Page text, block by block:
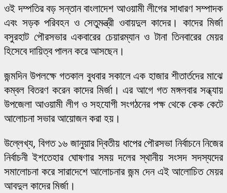
ওই দম্পতির বড় সন্তান বাংলাদেশ আওয়ামী লীগের সাধারণ সম্পাদক
এবং সড়ক পরিবহন ও সেতুমন্ত্রী ওবায়দুল কাদের। কাদের মির্জা
বসুরহাট পৌরসভার একবারের চেয়ারম্যান ও টানা তিনবারের মেয়র
হিসেবে দায়িত্ব পালন করে আসছেন।
জন্মদিন উপলক্ষে গতকাল বুধবার সকালে এক হাজার শীতার্তদের মাঝে
কম্বল বিতরণ করেন কাদের মির্জা। এর আগে গত মঙ্গলবার সন্ধ্যায়
উপজেলা আওয়ামী লীগ ও সহযোগী সংগঠনের পক্ষ থেকে কেক কেটে
আলোচনা সভার আয়োজন করা হয়।
উল্লেখ্য, বিগত ১৬ জানুয়ার দ্বিতীয় ধাপের পৌরসভা নির্বাচনে নিজের
নির্বাচনী ইশতেহার ঘোষণার সময় দলের স্থানীয় সংসদ সদস্যদের
সমালোচনা করে সারাদেশে আলোচনার জন্ম দেন এই আলোচিত মেয়র
আবদুল কাদের মির্জা।